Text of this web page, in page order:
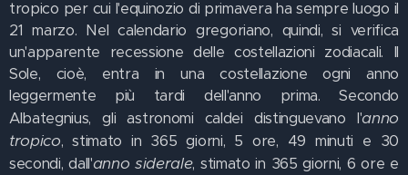
tropico per cui l'equinozio di primavera ha sempre luogo il
21 marzo. Nel calendario gregoriano, quindi, si verifica
un'apparente recessione delle costellazioni zodiacali. Il
Sole, cioè, entra in una costellazione ogni anno
leggermente più tardi dell'anno prima. Secondo
Albategnius, gli astronomi caldei distinguevano l'anno
tropico, stimato in 365 giorni, 5 ore, 49 minuti e 30
secondi, dall'anno siderale, stimato in 365 giorni, 6 ore e